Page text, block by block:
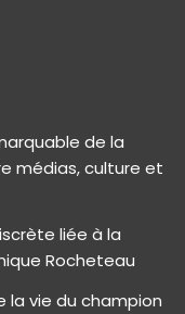
de la
médias, culture et
liée à la
Rocheteau
la vie du champion